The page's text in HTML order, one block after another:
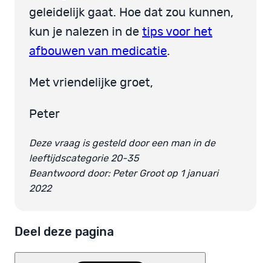
geleidelijk gaat. Hoe dat zou kunnen,
kun je nalezen in de tips voor het
afbouwen van medicatie.
Met vriendelijke groet,
Peter
Deze vraag is gesteld door een man in de
leeftijdscategorie 20-35
Beantwoord door: Peter Groot op 1 januari
2022
Deel deze pagina